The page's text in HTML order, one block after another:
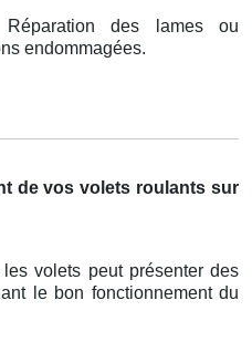
Réparation des lames ou
endommagées.
de vos volets roulants sur
volets peut présenter des
le bon fonctionnement du